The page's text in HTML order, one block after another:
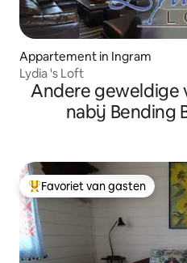
Appartement in Ingram
Lydia 's Loft
Andere geweldige
nabij Bending
Topfavoriet van gasten
Favoriet van gasten